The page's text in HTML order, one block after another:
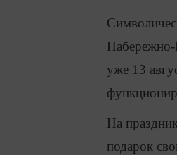
уже 13
На
подарок